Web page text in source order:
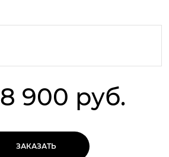
8 900 руб.
ЗАКАЗАТЬ